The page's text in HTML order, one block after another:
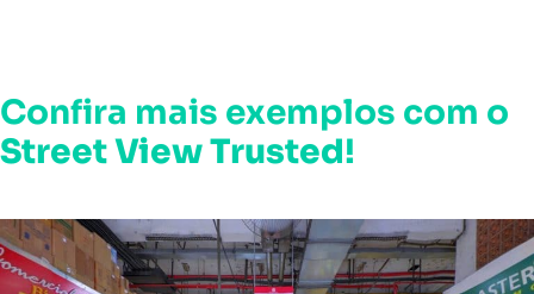
Confira mais exemplos com o
Street View Trusted!